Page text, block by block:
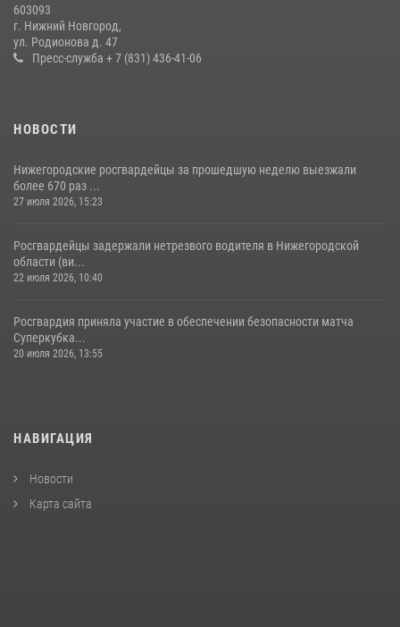
более 600 раз по сигналу «тревога»
20 июля 2026, 12:26
603093
г. Нижний Новгород,
ул. Родионова д. 47
Пресс-служба + 7 (831) 436-41-06
НОВОСТИ
Нижегородские росгвардейцы за прошедшую неделю выезжали
более 670 раз ...
27 июля 2026, 15:23
Росгвардейцы задержали нетрезвого водителя в Нижегородской
области (ви...
22 июля 2026, 10:40
Росгвардия приняла участие в обеспечении безопасности матча
Суперкубка...
20 июля 2026, 13:55
НАВИГАЦИЯ
Новости
Карта сайта